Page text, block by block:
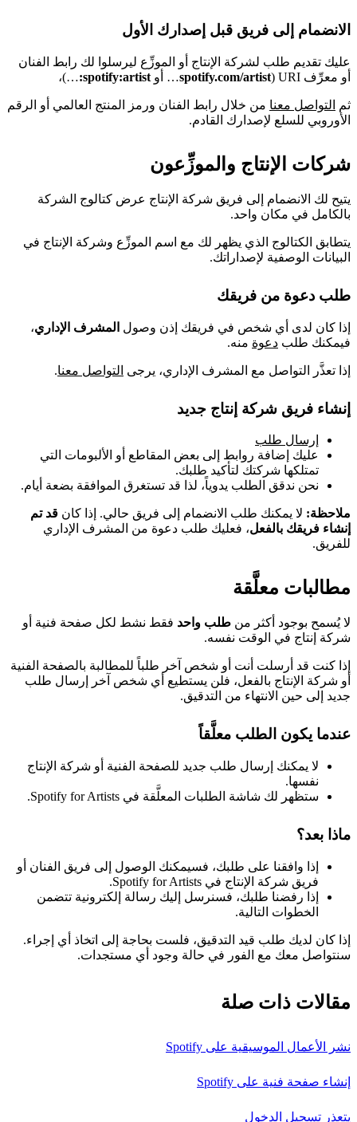
الانضمام إلى فريق قبل إصدارك الأول
عليك تقديم طلب لشركة الإنتاج أو الموزِّع ليرسلوا لك رابط الفنان
أو معرِّف URI (
spotify.com/artist… أو spotify:artist: …)،
ثم التواصل معنا من خلال رابط الفنان ورمز المنتج العالمي أو الرقم
الأوروبي للسلع لإصدارك القادم.
شركات الإنتاج والموزِّعون
يتيح لك الانضمام إلى فريق شركة الإنتاج عرض كتالوج الشركة
بالكامل في مكان واحد.
يتطابق الكتالوج الذي يظهر لك مع اسم الموزِّع وشركة الإنتاج في
البيانات الوصفية لإصداراتك.
طلب دعوة من فريقك
إذا كان لدى أي شخص في فريقك إذن وصول المشرف الإداري،
فيمكنك طلب دعوة منه.
إذا تعذَّر التواصل مع المشرف الإداري، يرجى التواصل معنا.
إنشاء فريق شركة إنتاج جديد
إرسال طلب
عليك إضافة روابط إلى بعض المقاطع أو الألبومات التي
تمتلكها شركتك لتأكيد طلبك.
نحن ندقق الطلب يدوياً، لذا قد تستغرق الموافقة بضعة أيام.
ملاحظة: لا يمكنك طلب الانضمام إلى فريق حالي. إذا كان قد تم
إنشاء فريقك بالفعل، فعليك طلب دعوة من المشرف الإداري
للفريق.
مطالبات معلَّقة
لا يُسمح بوجود أكثر من طلب واحد فقط نشط لكل صفحة فنية أو
شركة إنتاج في الوقت نفسه.
إذا كنت قد أرسلت أنت أو شخص آخر طلباً للمطالبة بالصفحة الفنية
أو شركة الإنتاج بالفعل، فلن يستطيع أي شخص آخر إرسال طلب
جديد إلى حين الانتهاء من التدقيق.
عندما يكون الطلب معلَّقاً
لا يمكنك إرسال طلب جديد للصفحة الفنية أو شركة الإنتاج
نفسها.
ستظهر لك شاشة الطلبات المعلَّقة في Spotify for Artists.
ماذا بعد؟
إذا وافقنا على طلبك، فسيمكنك الوصول إلى فريق الفنان أو
فريق شركة الإنتاج في Spotify for Artists.
إذا رفضنا طلبك، فسنرسل إليك رسالة إلكترونية تتضمن
الخطوات التالية.
إذا كان لديك طلب قيد التدقيق، فلست بحاجة إلى اتخاذ أي إجراء.
سنتواصل معك مع الفور في حالة وجود أي مستجدات.
مقالات ذات صلة
نشر الأعمال الموسيقية على Spotify
إنشاء صفحة فنية على Spotify
يتعذر تسجيل الدخول